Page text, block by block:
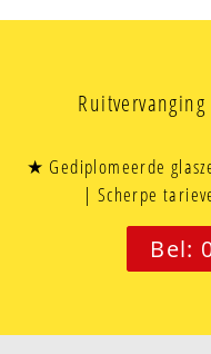
★ Gediplomeerde
| Scherpe
Bel: